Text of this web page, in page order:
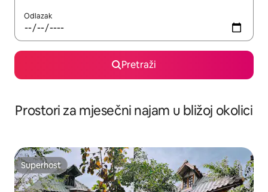
Odlazak
Pretraži
Prostori za mjesečni najam u bližoj okolici
Superhost
Superhost